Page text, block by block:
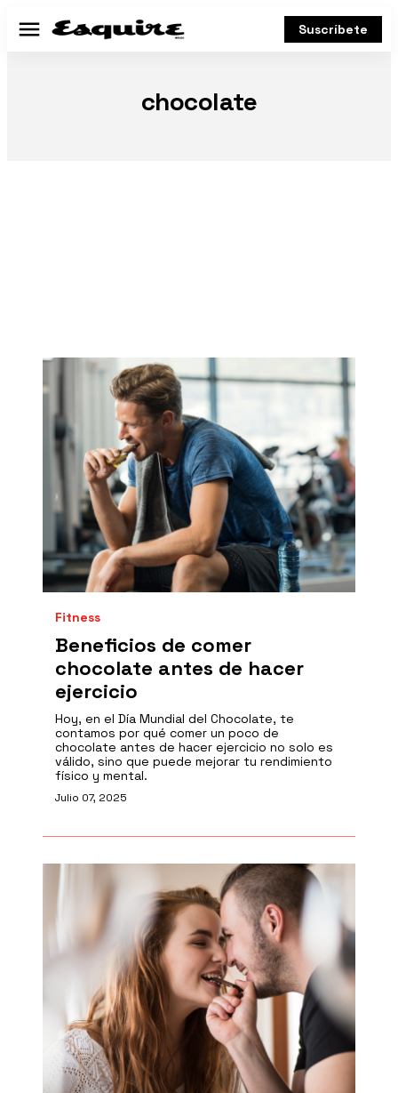
Menú Suscríbete
chocolate
Fitness
Beneficios de comer
chocolate antes de hacer
ejercicio
Hoy, en el Día Mundial del Chocolate, te
contamos por qué comer un poco de
chocolate antes de hacer ejercicio no solo es
válido, sino que puede mejorar tu rendimiento
físico y mental.
Julio 07, 2025